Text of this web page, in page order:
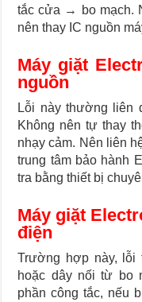
tắc cửa → bo mạch.
nên thay IC nguồn
Máy giặt
nguồn
Lỗi này thường liên
Không nên tự thay
nhạy cảm. Nên liên
trung tâm bảo hành
tra bằng thiết bị
Máy giặt
điện
Trường hợp này, lỗi
hoặc dây nối từ bo
phần công tắc, nếu